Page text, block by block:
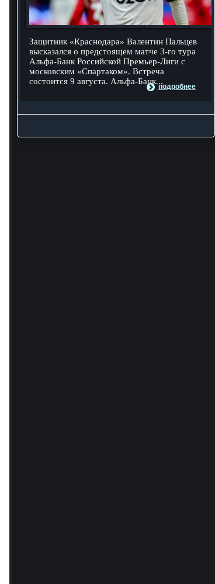
Защитник «Краснодара» Валентин Пальцев
высказался о предстоящем матче 3-го тура
Альфа-Банк Российской Премьер-Лиги с
московским «Спартаком». Встреча
состоится 9 августа. Альфа-Банк...
подробнее